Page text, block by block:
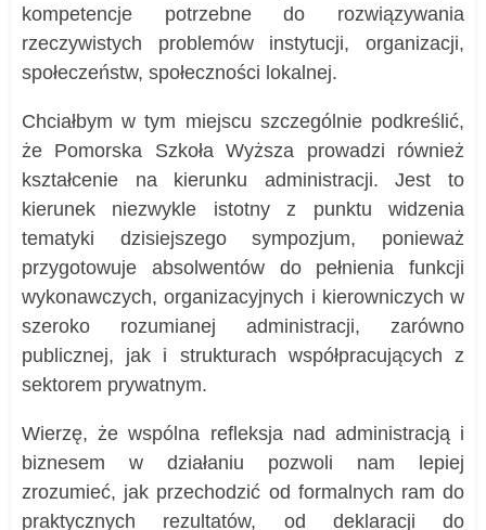
kompetencje potrzebne do rozwiązywania
rzeczywistych problemów instytucji, organizacji,
społeczeństw, społeczności lokalnej.
Chciałbym w tym miejscu szczególnie podkreślić,
że Pomorska Szkoła Wyższa prowadzi również
kształcenie na kierunku administracji. Jest to
kierunek niezwykle istotny z punktu widzenia
tematyki dzisiejszego sympozjum, ponieważ
przygotowuje absolwentów do pełnienia funkcji
wykonawczych, organizacyjnych i kierowniczych w
szeroko rozumianej administracji, zarówno
publicznej, jak i strukturach współpracujących z
sektorem prywatnym.
Wierzę, że wspólna refleksja nad administracją i
biznesem w działaniu pozwoli nam lepiej
zrozumieć, jak przechodzić od formalnych ram do
praktycznych rezultatów, od deklaracji do